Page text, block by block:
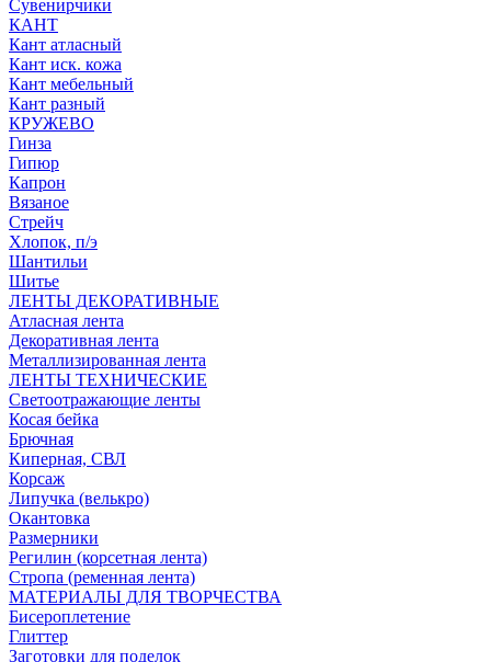
Сувенирчики
КАНТ
Кант атласный
Кант иск. кожа
Кант мебельный
Кант разный
КРУЖЕВО
Гинза
Гипюр
Капрон
Вязаное
Стрейч
Хлопок, п/э
Шантильи
Шитье
ЛЕНТЫ ДЕКОРАТИВНЫЕ
Атласная лента
Декоративная лента
Металлизированная лента
ЛЕНТЫ ТЕХНИЧЕСКИЕ
Светоотражающие ленты
Косая бейка
Брючная
Киперная, СВЛ
Корсаж
Липучка (велькро)
Окантовка
Размерники
Регилин (корсетная лента)
Стропа (ременная лента)
МАТЕРИАЛЫ ДЛЯ ТВОРЧЕСТВА
Бисероплетение
Глиттер
Заготовки для поделок